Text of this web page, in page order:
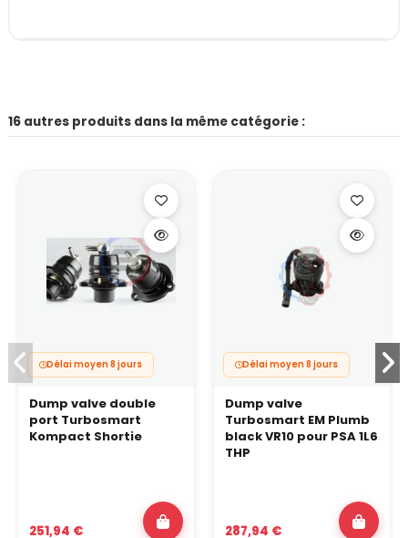
16 autres produits dans la même catégorie :
Délai moyen 8 jours
Dump valve double
port Turbosmart
Kompact Shortie
251,94 €
Délai moyen 8 jours
Dump valve
Turbosmart EM Plumb
black VR10 pour PSA 1L6
THP
287,94 €